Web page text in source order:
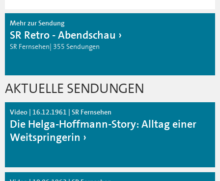
Mehr zur Sendung
SR Retro - Abendschau
SR Fernsehen| 355 Sendungen
AKTUELLE SENDUNGEN
Video | 16.12.1961 | SR Fernsehen
Die Helga-Hoffmann-Story: Alltag einer
Weitspringerin